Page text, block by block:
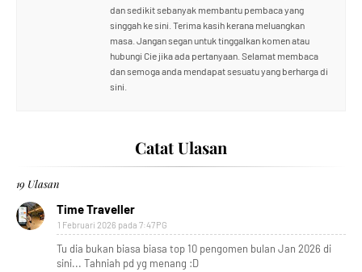
dan sedikit sebanyak membantu pembaca yang
singgah ke sini. Terima kasih kerana meluangkan
masa. Jangan segan untuk tinggalkan komen atau
hubungi Cie jika ada pertanyaan. Selamat membaca
dan semoga anda mendapat sesuatu yang berharga di
sini.
Catat Ulasan
19 Ulasan
Time Traveller
1 Februari 2026 pada 7:47 PG
Tu dia bukan biasa biasa top 10 pengomen bulan Jan 2026 di
sini... Tahniah pd yg menang :D